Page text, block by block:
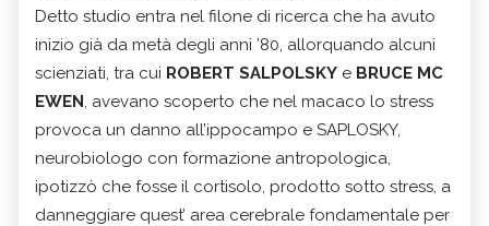
Detto studio entra nel filone di ricerca che ha avuto
inizio già da metà degli anni ’80, allorquando alcuni
scienziati, tra cui ROBERT SALPOLSKY e BRUCE MC
EWEN, avevano scoperto che nel macaco lo stress
provoca un danno all’ippocampo e SAPLOSKY,
neurobiologo con formazione antropologica,
ipotizzò che fosse il cortisolo, prodotto sotto stress, a
danneggiare quest’ area cerebrale fondamentale per